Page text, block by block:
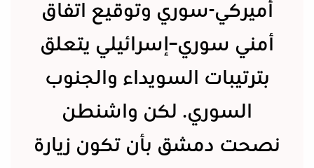
أميركي-سوري وتوقيع اتفاق
أمني سوري–إسرائيلي يتعلق
بترتيبات السويداء والجنوب
السوري. لكن واشنطن
نصحت دمشق بأن تكون زيارة